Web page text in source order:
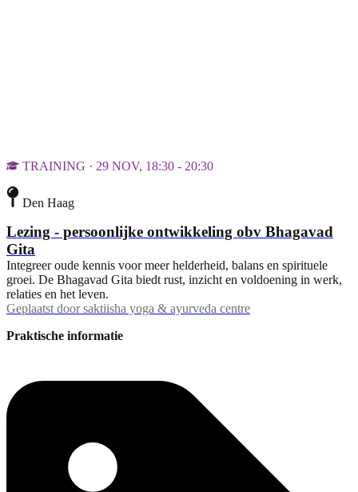
TRAINING · 29 NOV, 18:30 - 20:30
Den Haag
Lezing - persoonlijke ontwikkeling obv Bhagavad
Gita
Integreer oude kennis voor meer helderheid, balans en spirituele
groei. De Bhagavad Gita biedt rust, inzicht en voldoening in werk,
relaties en het leven.
Geplaatst door saktiisha yoga & ayurveda centre
Praktische informatie